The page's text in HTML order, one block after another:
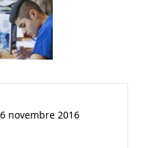
novembre 2016